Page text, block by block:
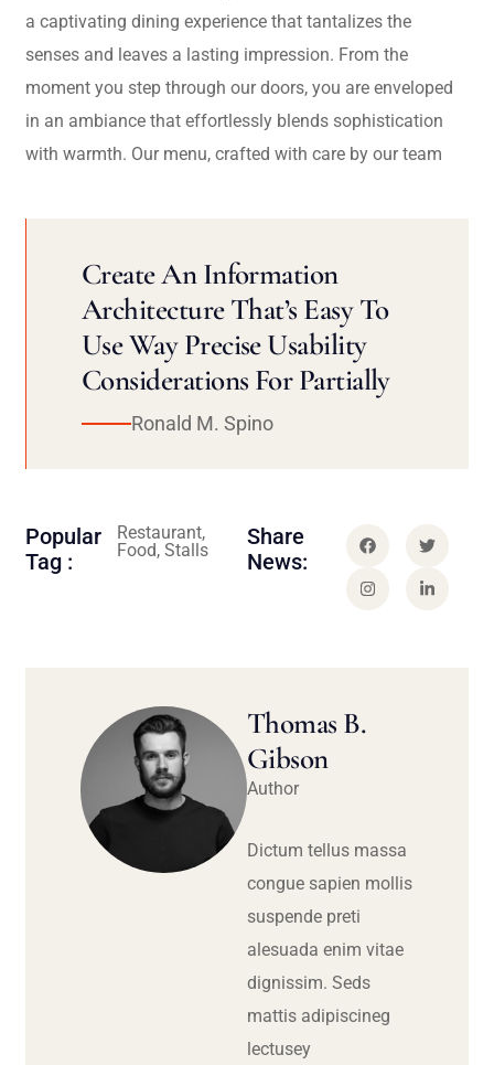
a captivating dining experience that tantalizes the
senses and leaves a lasting impression. From the
moment you step through our doors, you are enveloped
in an ambiance that effortlessly blends sophistication
with warmth. Our menu, crafted with care by our team
Create An Information
Architecture That’s Easy To
Use Way Precise Usability
Considerations For Partially
Ronald M. Spino
Popular
Tag :
Restaurant,
Food, Stalls
Share
News:
Thomas B.
Gibson
Author
Dictum tellus massa
congue sapien mollis
suspende preti
alesuada enim vitae
dignissim. Seds
mattis adipiscineg
lectusey